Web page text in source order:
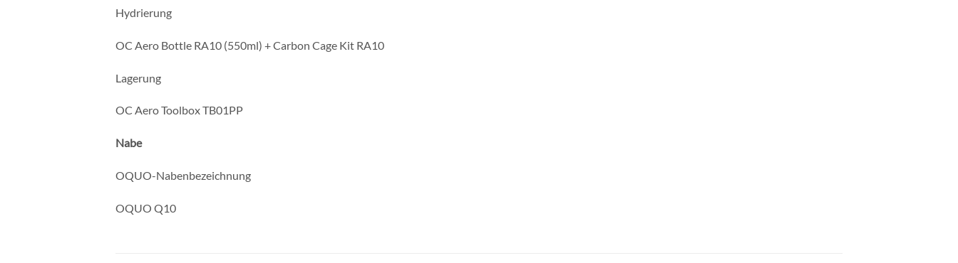
Hydrierung
OC Aero Bottle RA10 (550ml) + Carbon Cage Kit RA10
Lagerung
OC Aero Toolbox TB01PP
Nabe
OQUO-Nabenbezeichnung
OQUO Q10